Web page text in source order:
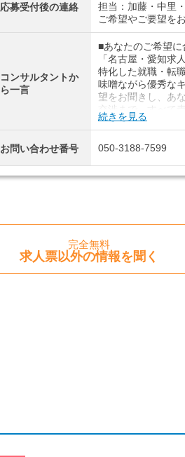
応募受付後の連絡
担当：加藤・中里
ご希望やご要望を
コンサルタントか
ら一言
■あなたのご希望に
「名古屋・愛知求
特化した就職・転
味噌ながら優秀な
望をお聞きし、あ
交渉まで、すべて
全！お悩みやお困
見学してみたい！
扶養内、日勤のみ
祝のみ、年休110
可、ブランクOK、
4日以上OK、フリ
歴・年齢不問、シ
ルタイム勤務、資
ム、訪問介護サー
ケアプランセンタ
ム、リハビリテー
続きを見る
お問い合わせ番号 050-3188-7599
完全無料
求人票以外の情報を聞く